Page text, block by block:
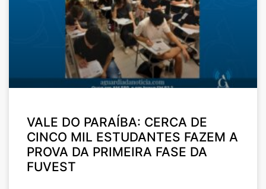
VALE DO PARAÍBA: CERCA DE
CINCO MIL ESTUDANTES FAZEM A
PROVA DA PRIMEIRA FASE DA
FUVEST